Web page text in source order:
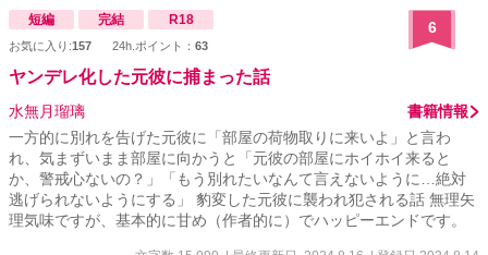
着があわらになる。 「君が欲しがっていた『本当の自由』を、この
部屋でたっぷりと教えてあげる」 逃げ場のない四畳半の密室。ザラ
つく麻縄と大黒柱。 これは、たった一日の自由を求めた高慢な令嬢
が、絶対的な支配者の手によって心も体もトロトロに作り変えられ
短編 完結 R18
お気に入り:157 24h.ポイント： 63
6
ヤンデレ化した元彼に捕まった話
水無月瑠璃
書籍情報
一方的に別れを告げた元彼に「部屋の荷物取りに来いよ」と言わ
れ、気まずいまま部屋に向かうと「元彼の部屋にホイホイ来ると
か、警戒心ないの？」「もう別れたいなんて言えないように…絶対
逃げられないようにする」 豹変した元彼に襲われ犯される話 無理矢
理気味ですが、基本的に甘め（作者的に）でハッピーエンドです。